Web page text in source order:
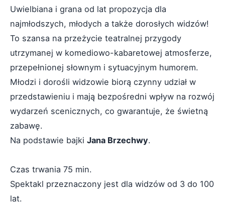
Uwielbiana i grana od lat propozycja dla
najmłodszych, młodych a także dorosłych widzów!
To szansa na przeżycie teatralnej przygody
utrzymanej w komediowo-kabaretowej atmosferze,
przepełnionej słownym i sytuacyjnym humorem.
Młodzi i dorośli widzowie biorą czynny udział w
przedstawieniu i mają bezpośredni wpływ na rozwój
wydarzeń scenicznych, co gwarantuje, że świetną
zabawę.
Na podstawie bajki Jana Brzechwy.
Czas trwania 75 min.
Spektakl przeznaczony jest dla widzów od 3 do 100
lat.